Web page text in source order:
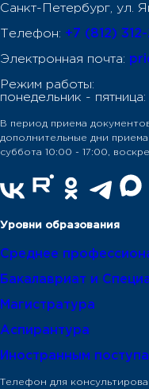
Санкт-Петербург, ул.
Телефон: +7 (812)
Электронная почта:
Режим работы:
понедельник - пятница:
В период приема
дополнительные дни
суббота 10:00 - 17:00,
Уровни образования
Среднее
Бакалавриат и
Магистратура
Аспирантура
Иностранным
Телефон для